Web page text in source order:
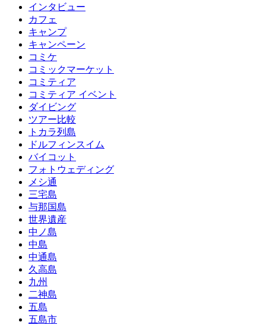
インタビュー
カフェ
キャンプ
キャンペーン
コミケ
コミックマーケット
コミティア
コミティア イベント
ダイビング
ツアー比較
トカラ列島
ドルフィンスイム
バイコット
フォトウェディング
メシ通
三宅島
与那国島
世界遺産
中ノ島
中島
中通島
久高島
九州
二神島
五島
五島市